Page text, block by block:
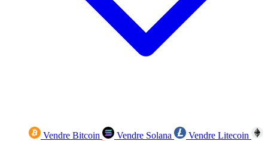
Vendre Bitcoin Vendre Solana
Vendre Litecoin